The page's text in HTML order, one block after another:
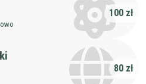
100 zł
80 zł